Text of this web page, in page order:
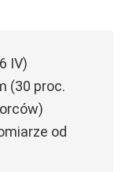
IV)
(30 proc.
od